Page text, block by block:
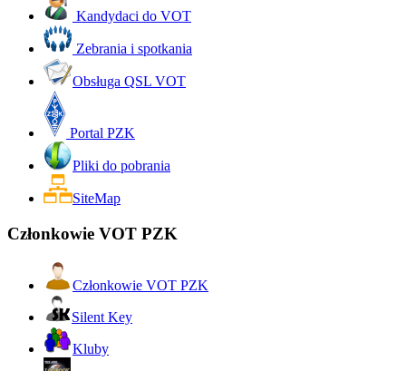
Kandydaci do VOT
Zebrania i spotkania
Obsługa QSL VOT
Portal PZK
Pliki do pobrania
SiteMap
Członkowie VOT PZK
Członkowie VOT PZK
Silent Key
Kluby